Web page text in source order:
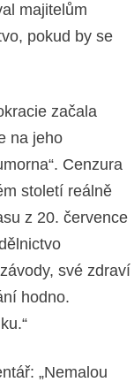
majitelům
pokud by se
začala
na jeho
Cenzura
století reálně
z 20. července
své zdraví
hodno.
„Nemalou